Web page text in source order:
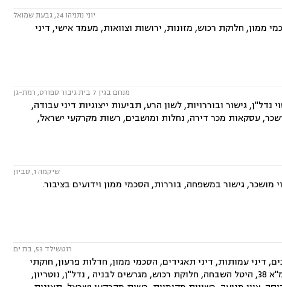
יוני נתניהו 24, גבעת שמואל
חלוקת רכוש, מזונות, ירושות וצוואות, מעמד אישי, דיני
מנחם בגין 7 בית גיבור ספורט, רמת-גן
גישור ובוררויות, לשון הרע, תביעות ייצוגיות דיני עבודה,
עסקאות מכר דירה, נחלות ומושבים, רשות מקרקעי ישראל,
שיקמה 1, סביון
גישור במשפחה, בוררות, הסכמי ממון וידועים בציבור.
רוטשילד 53, בת ים
דיני עמותות, דיני תאגידים, הסכמי ממון, חדלות פרעון, חוקתי
ומנהלי, ידועים בציבור, ירושות וצוואות, ליווי עסקי, ליטיגציה, ליקויי בנייה, תמ"א 38, היטל השבחה, חלוקת רכוש, מגרשים לבניה , נדל"ן, נוטריון,